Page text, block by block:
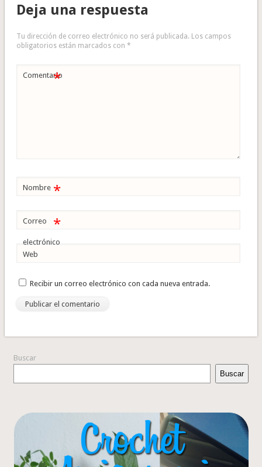
Deja una respuesta
Tu dirección de correo electrónico no será publicada. Los campos
obligatorios están marcados con *
Comentario
*
Nombre *
Correo
electrónico
*
Web
Recibir un correo electrónico con cada nueva entrada.
Buscar
Buscar